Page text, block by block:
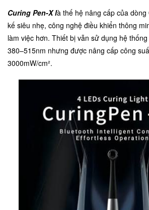
Curing Pen-Xlà thế hệ nâng cấp của
kế siêu nhẹ, công nghệ điều khiển thông
làm việc hơn. Thiết bị vẫn sử dụng hệ
380–515nm nhưng được nâng cấp công
3000mW/cm².